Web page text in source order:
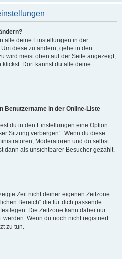
alle deine Einstellungen in der
diese zu ändern, gehe in den
wird meist oben auf der Seite angezeigt,
Dort kannst du alle deine
Benutzername in der Online-Liste
du in den Einstellungen eine Option
Sitzung verbergen“. Wenn du diese
Moderatoren und du selbst
dann als unsichtbarer Besucher gezählt.
Zeit nicht deiner eigenen Zeitzone.
Bereich“ die für dich passende
Die Zeitzone kann dabei nur
Wenn du noch nicht registriert
zu tun.